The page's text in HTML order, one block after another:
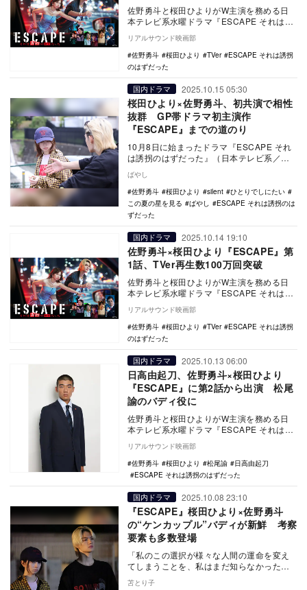
佐野勇斗と桜田ひよりがW主演を務める日
本テレビ系水曜ドラマ『ESCAPE それは誘
拐のはずだった』第1話のTVer再生数が
200…
リアルサウンド映画部
佐野勇斗
桜田ひより TVer
ESCAPE それは誘拐
のはずだった
国内ドラマ 2025.10.15 05:30
桜田ひより×佐野勇斗、初共演で相性
抜群 GP帯ドラマ初主演作
『ESCAPE』までの道のり
10月8日に始まったドラマ『ESCAPE それ
は誘拐のはずだった』（日本テレビ系／以
れ…
ばやし
佐野勇斗
桜田ひより silent
ひとりでしにたい
この夏の星を見る
ばやし
ESCAPE それは誘拐のは
ずだった
国内ドラマ 2025.10.14 19:10
佐野勇斗×桜田ひより『ESCAPE』第
1話、TVer再生数100万回突破
佐野勇斗と桜田ひよりがW主演を務める日
本テレビ系水曜ドラマ『ESCAPE それは誘
拐のはずだった』第1話のTVer再生数が
100…
リアルサウンド映画部
佐野勇斗
桜田ひより TVer
ESCAPE それは誘拐
のはずだった
国内ドラマ 2025.10.13 06:00
日高由起刀、佐野勇斗×桜田ひより
『ESCAPE』に第2話から出演 松尾
諭のバディ役に
佐野勇斗と桜田ひよりがW主演を務める日
本テレビ系水曜ドラマ『ESCAPE それは誘
拐のはずだった』の第2話より、日高由起刀
がレギ…
リアルサウンド映画部
佐野勇斗
桜田ひより 松尾諭
日高由起刀
ESCAPE それは誘拐のはずだった
国内ドラマ 2025.10.08 23:10
『ESCAPE』桜田ひより×佐野勇斗
の“ケンカップル”バディが新鮮 考察
要素も多数登場
「私のこの選択が様々な人間の運命を変え
てしまうことを、私はまだ知らなかった」
『ESCA…
苫とり子